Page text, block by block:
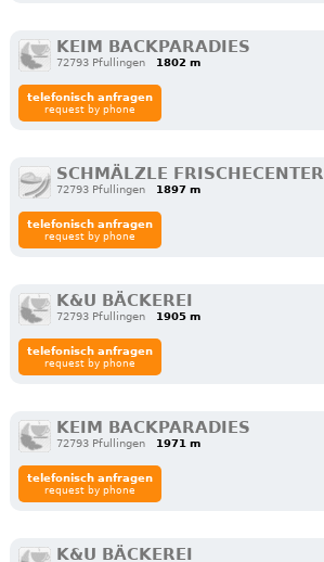
KEIM BACKPARADIES
72793 Pfullingen 1802 m
telefonisch anfragen
request by phone
SCHMÄLZLE FRISCHECENTER
72793 Pfullingen 1897 m
telefonisch anfragen
request by phone
K&U BÄCKEREI
72793 Pfullingen 1905 m
telefonisch anfragen
request by phone
KEIM BACKPARADIES
72793 Pfullingen 1971 m
telefonisch anfragen
request by phone
K&U BÄCKEREI